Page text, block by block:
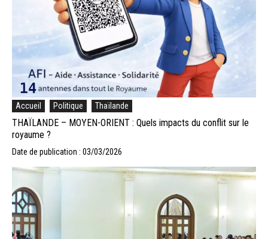
Accueil Politique Thaïlande
THAÏLANDE – MOYEN-ORIENT : Quels impacts du conflit sur le
royaume ?
Date de publication : 03/03/2026